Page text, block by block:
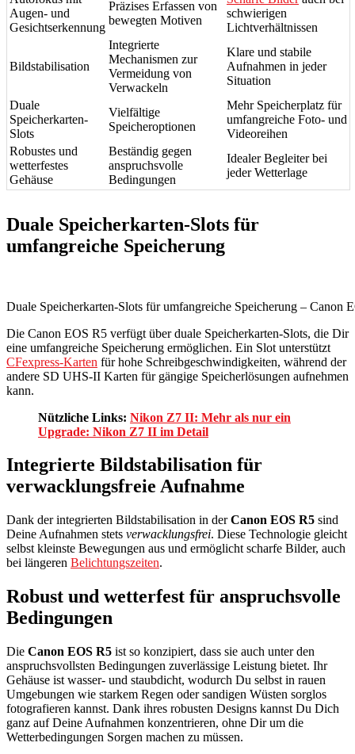
Augen- und
Gesichtserkennung
Präzises Erfassen von
bewegten Motiven
schwierigen
Lichtverhältnissen
Bildstabilisation
Integrierte
Mechanismen zur
Vermeidung von
Verwackeln
Klare und stabile
Aufnahmen in jeder
Situation
Duale
Speicherkarten-
Slots
Vielfältige
Speicheroptionen
Mehr Speicherplatz für
umfangreiche Foto- und
Videoreihen
Robustes und
wetterfestes
Gehäuse
Beständig gegen
anspruchsvolle
Bedingungen
Idealer Begleiter bei
jeder Wetterlage
Duale Speicherkarten-Slots für
umfangreiche Speicherung
Duale Speicherkarten-Slots für umfangreiche Speicherung – Canon
Die Canon EOS R5 verfügt über duale Speicherkarten-Slots, die Dir
eine umfangreiche Speicherung ermöglichen. Ein Slot unterstützt
CFexpress-Karten für hohe Schreibgeschwindigkeiten, während der
andere SD UHS-II Karten für gängige Speicherlösungen aufnehmen
kann.
Nützliche Links: Nikon Z7 II: Mehr als nur ein
Upgrade: Nikon Z7 II im Detail
Integrierte Bildstabilisation für
verwacklungsfreie Aufnahme
Dank der integrierten Bildstabilisation in derCanon EOS R5 sind
Deine Aufnahmen stets verwacklungsfrei. Diese Technologie gleicht
selbst kleinste Bewegungen aus und ermöglicht scharfe Bilder, auch
bei längeren Belichtungszeiten.
Robust und wetterfest für anspruchsvolle
Bedingungen
Die Canon EOS R5 ist so konzipiert, dass sie auch unter den
anspruchsvollsten Bedingungen zuverlässige Leistung bietet. Ihr
Gehäuse ist wasser- und staubdicht, wodurch Du selbst in rauen
Umgebungen wie starkem Regen oder sandigen Wüsten sorglos
fotografieren kannst. Dank ihres robusten Designs kannst Du Dich
ganz auf Deine Aufnahmen konzentrieren, ohne Dir um die
Wetterbedingungen Sorgen machen zu müssen.